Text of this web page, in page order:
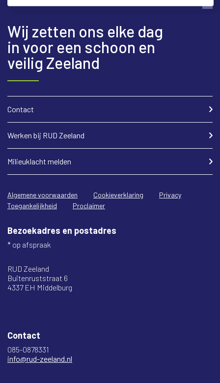
Wij zetten ons elke dag
in voor een schoon en
veilig Zeeland
Contact
Werken bij RUD Zeeland
Milieuklacht melden
Algemene voorwaarden Cookieverklaring
Privacy
Toegankelijkheid
Proclaimer
Bezoekadres en postadres
* op afspraak
RUD Zeeland
Buitenruststraat 6
4337 EH Middelburg
Contact
085-0878331
info@rud-zeeland.nl